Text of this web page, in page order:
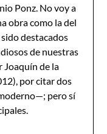
Ponz. No voy a
obra como la del
destacados
de nuestras
de la
por citar dos
pero sí